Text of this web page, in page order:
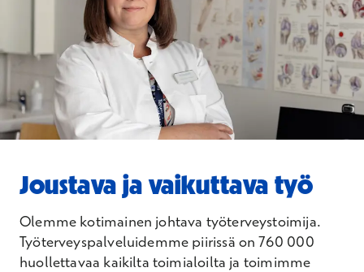
Joustava ja vaikuttava työ
Olemme kotimainen johtava työterveystoimija.
Työterveyspalveluidemme piirissä on 760 000
huollettavaa kaikilta toimialoilta ja toimimme